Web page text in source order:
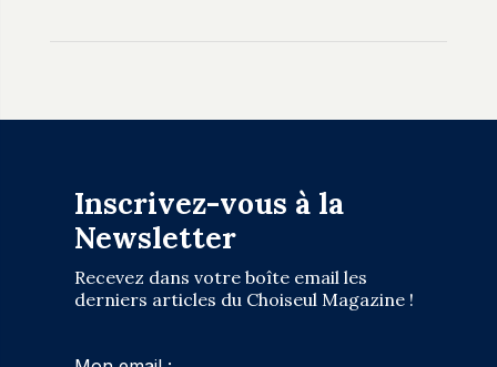
Inscrivez-vous à la
Newsletter
Recevez dans votre boîte email les
derniers articles du Choiseul Magazine !